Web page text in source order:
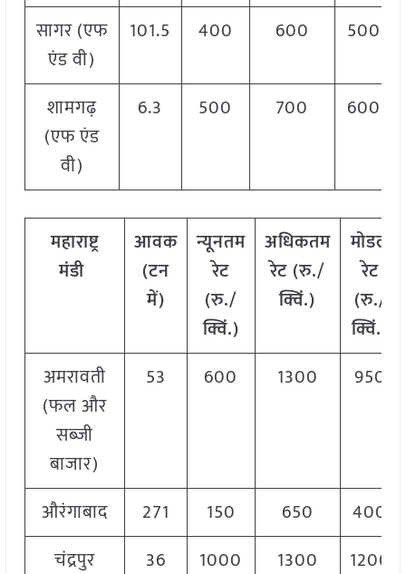
सागर (एफ
एंड वी)
101.5 400 600 500
शामगढ़
(एफ एंड
वी)
6.3 500 700 600
महाराष्ट्र
मंडी
आवक
(टन
में)
न्यूनतम
रेट
(रु./
क्विं.)
अधिकतम
रेट (रु./
क्विं.)
मोडल
रेट
(रु./
क्विं.)
अमरावती
(फल और
सब्जी
बाजार)
53 600 1300 950
औरंगाबाद 271 150 650
400
चंद्रपुर
36 1000 1300 1200